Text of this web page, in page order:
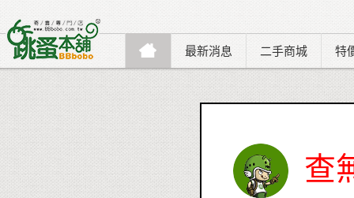
最新消息 二手商城 特
查